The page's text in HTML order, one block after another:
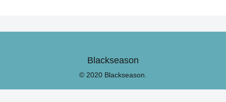
Blackseason
© 2020 Blackseason.